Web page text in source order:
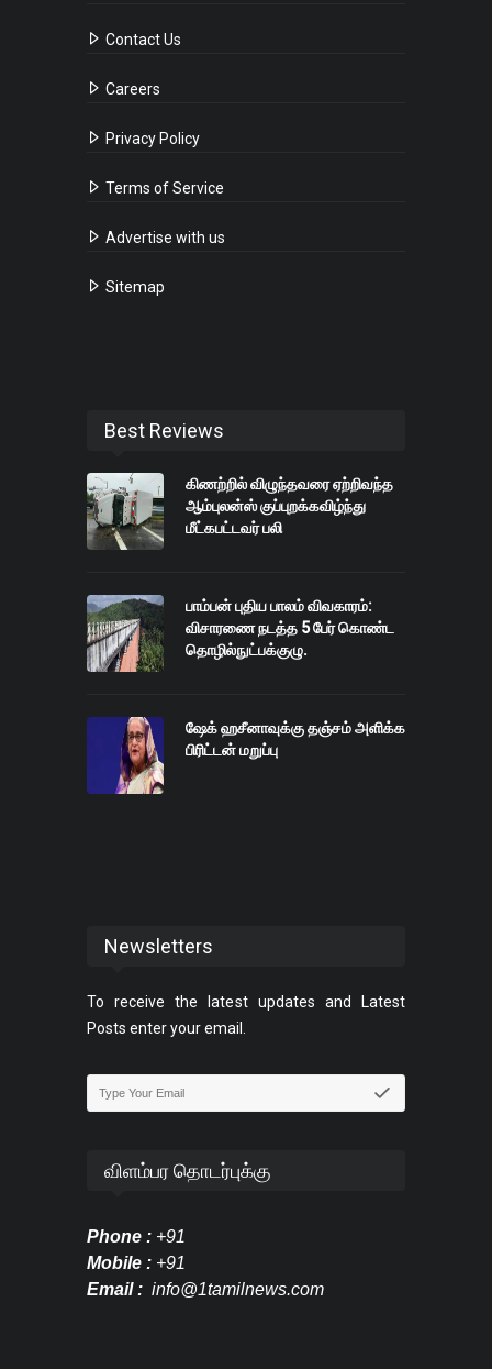
Contact Us
Careers
Privacy Policy
Terms of Service
Advertise with us
Sitemap
Best Reviews
கிணற்றில் விழுந்தவரை ஏற்றிவந்த
ஆம்புலன்ஸ் குப்புறக்கவிழ்ந்து
மீட்கபட்டவர் பலி
பாம்பன் புதிய பாலம் விவகாரம்:
விசாரணை நடத்த 5 பேர் கொண்ட
தொழில்நுட்பக்குழு.
ஷேக் ஹசீனாவுக்கு தஞ்சம் அளிக்க
பிரிட்டன் மறுப்பு
Newsletters
To receive the latest updates and Latest
Posts enter your email.
விளம்பர தொடர்புக்கு
Phone : +91
Mobile : +91
Email : info@1tamilnews.com